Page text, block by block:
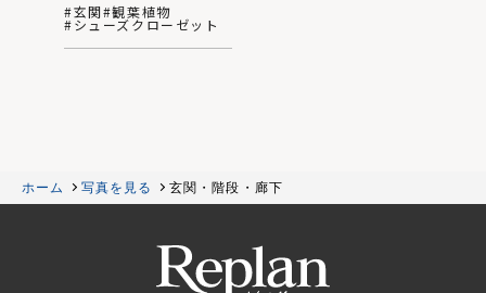
#玄関#観葉植物
#シューズクローゼット
ホーム 写真を見る 玄関・階段・廊下